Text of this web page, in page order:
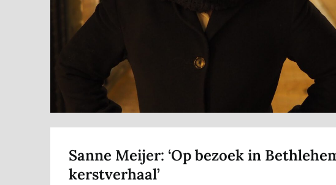
Sanne Meijer: ‘Op bezoek in
kerstverhaal’